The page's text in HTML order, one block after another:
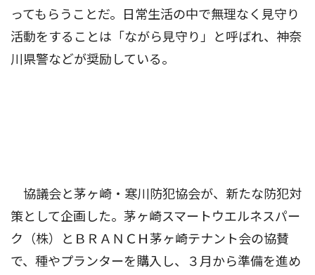
ってもらうことだ。日常生活の中で無理なく見守り
活動をすることは「ながら見守り」と呼ばれ、神奈
川県警などが奨励している。
協議会と茅ヶ崎・寒川防犯協会が、新たな防犯対
策として企画した。茅ヶ崎スマートウエルネスパー
ク（株）とＢＲＡＮＣＨ茅ヶ崎テナント会の協賛
で、種やプランターを購入し、３月から準備を進め